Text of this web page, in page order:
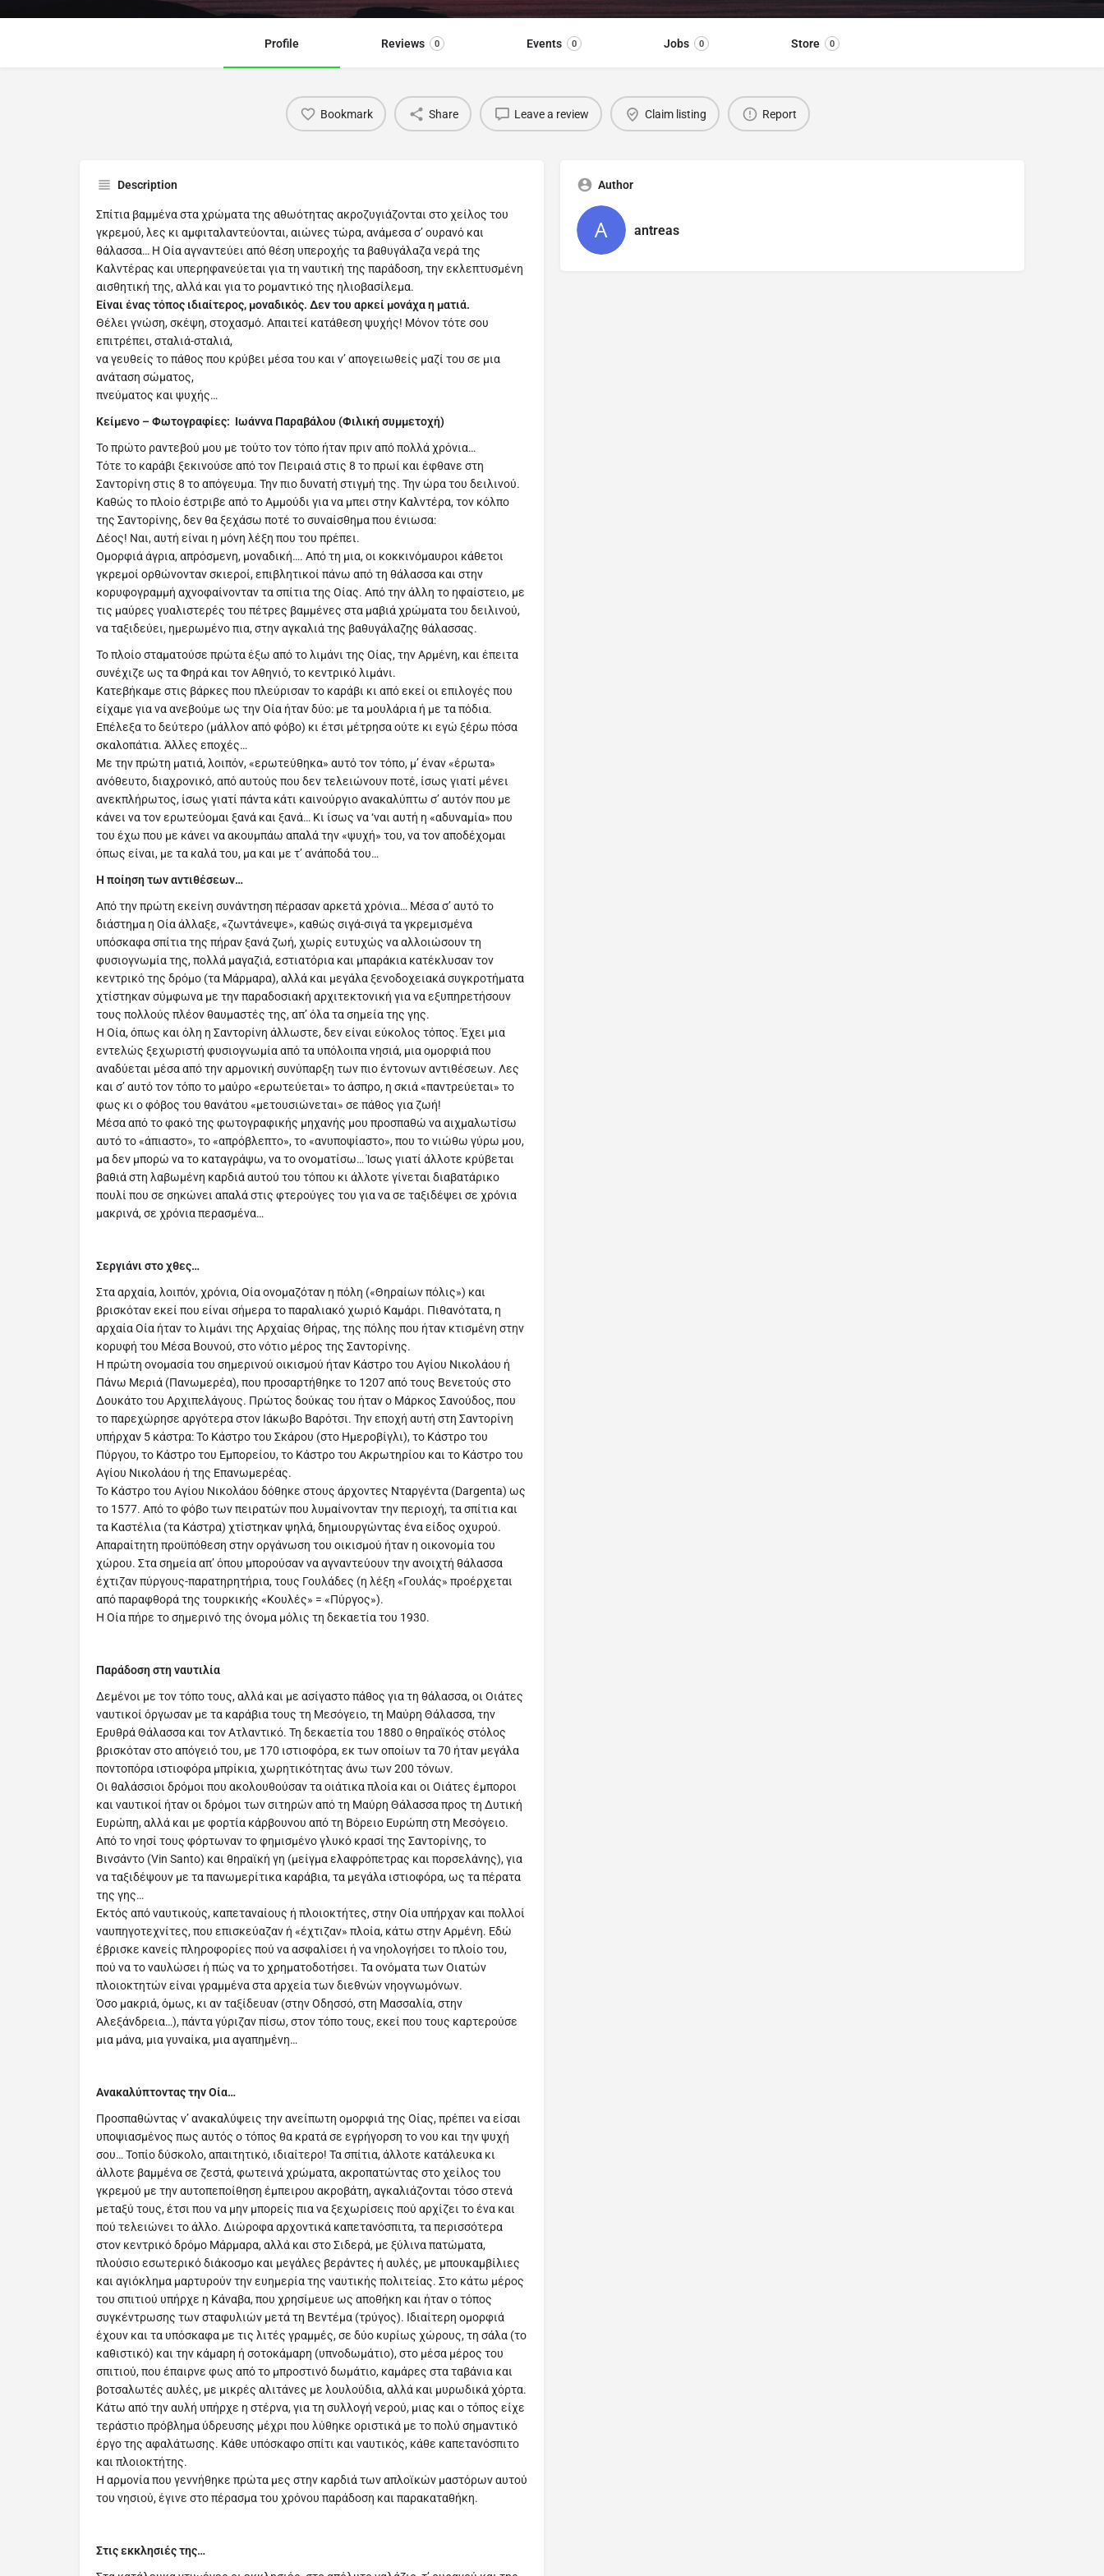
Profile Reviews 0 Events 0 Jobs 0 Store 0
Bookmark Share Leave a review Claim listing Report
Description
Σπίτια βαμμένα στα χρώματα της αθωότητας ακροζυγιάζονται στο χείλος του
γκρεμού, λες κι αμφιταλαντεύονται, αιώνες τώρα, ανάμεσα σ’ ουρανό και
θάλασσα… Η Οία αγναντεύει από θέση υπεροχής τα βαθυγάλαζα νερά της
Καλντέρας και υπερηφανεύεται για τη ναυτική της παράδοση, την εκλεπτυσμένη
αισθητική της, αλλά και για το ρομαντικό της ηλιοβασίλεμα.
Είναι ένας τόπος ιδιαίτερος, μοναδικός. Δεν του αρκεί μονάχα η ματιά.
Θέλει γνώση, σκέψη, στοχασμό. Απαιτεί κατάθεση ψυχής! Μόνον τότε σου
επιτρέπει, σταλιά-σταλιά,
να γευθείς το πάθος που κρύβει μέσα του και ν’ απογειωθείς μαζί του σε μια
ανάταση σώματος,
πνεύματος και ψυχής…
Κείμενο – Φωτογραφίες: Ιωάννα Παραβάλου (Φιλική συμμετοχή)
Το πρώτο ραντεβού μου με τούτο τον τόπο ήταν πριν από πολλά χρόνια…
Τότε το καράβι ξεκινούσε από τον Πειραιά στις 8 το πρωί και έφθανε στη
Σαντορίνη στις 8 το απόγευμα. Την πιο δυνατή στιγμή της. Την ώρα του δειλινού.
Καθώς το πλοίο έστριβε από το Αμμούδι για να μπει στην Καλντέρα, τον κόλπο
της Σαντορίνης, δεν θα ξεχάσω ποτέ το συναίσθημα που ένιωσα:
Δέος! Ναι, αυτή είναι η μόνη λέξη που του πρέπει.
Ομορφιά άγρια, απρόσμενη, μοναδική…. Από τη μια, οι κοκκινόμαυροι κάθετοι
γκρεμοί ορθώνονταν σκιεροί, επιβλητικοί πάνω από τη θάλασσα και στην
κορυφογραμμή αχνοφαίνονταν τα σπίτια της Οίας. Από την άλλη το ηφαίστειο, με
τις μαύρες γυαλιστερές του πέτρες βαμμένες στα μαβιά χρώματα του δειλινού,
να ταξιδεύει, ημερωμένο πια, στην αγκαλιά της βαθυγάλαζης θάλασσας.
Το πλοίο σταματούσε πρώτα έξω από το λιμάνι της Οίας, την Αρμένη, και έπειτα
συνέχιζε ως τα Φηρά και τον Αθηνιό, το κεντρικό λιμάνι.
Κατεβήκαμε στις βάρκες που πλεύρισαν το καράβι κι από εκεί οι επιλογές που
είχαμε για να ανεβούμε ως την Οία ήταν δύο: με τα μουλάρια ή με τα πόδια.
Επέλεξα το δεύτερο (μάλλον από φόβο) κι έτσι μέτρησα ούτε κι εγώ ξέρω πόσα
σκαλοπάτια. Άλλες εποχές…
Με την πρώτη ματιά, λοιπόν, «ερωτεύθηκα» αυτό τον τόπο, μ’ έναν «έρωτα»
ανόθευτο, διαχρονικό, από αυτούς που δεν τελειώνουν ποτέ, ίσως γιατί μένει
ανεκπλήρωτος, ίσως γιατί πάντα κάτι καινούργιο ανακαλύπτω σ’ αυτόν που με
κάνει να τον ερωτεύομαι ξανά και ξανά… Κι ίσως να ‘ναι αυτή η «αδυναμία» που
του έχω που με κάνει να ακουμπάω απαλά την «ψυχή» του, να τον αποδέχομαι
όπως είναι, με τα καλά του, μα και με τ’ ανάποδά του…
Η ποίηση των αντιθέσεων…
Από την πρώτη εκείνη συνάντηση πέρασαν αρκετά χρόνια… Μέσα σ’ αυτό το
διάστημα η Οία άλλαξε, «ζωντάνεψε», καθώς σιγά-σιγά τα γκρεμισμένα
υπόσκαφα σπίτια της πήραν ξανά ζωή, χωρίς ευτυχώς να αλλοιώσουν τη
φυσιογνωμία της, πολλά μαγαζιά, εστιατόρια και μπαράκια κατέκλυσαν τον
κεντρικό της δρόμο (τα Μάρμαρα), αλλά και μεγάλα ξενοδοχειακά συγκροτήματα
χτίστηκαν σύμφωνα με την παραδοσιακή αρχιτεκτονική για να εξυπηρετήσουν
τους πολλούς πλέον θαυμαστές της, απ’ όλα τα σημεία της γης.
Η Οία, όπως και όλη η Σαντορίνη άλλωστε, δεν είναι εύκολος τόπος. Έχει μια
εντελώς ξεχωριστή φυσιογνωμία από τα υπόλοιπα νησιά, μια ομορφιά που
αναδύεται μέσα από την αρμονική συνύπαρξη των πιο έντονων αντιθέσεων. Λες
και σ’ αυτό τον τόπο το μαύρο «ερωτεύεται» το άσπρο, η σκιά «παντρεύεται» το
φως κι ο φόβος του θανάτου «μετουσιώνεται» σε πάθος για ζωή!
Μέσα από το φακό της φωτογραφικής μηχανής μου προσπαθώ να αιχμαλωτίσω
αυτό το «άπιαστο», το «απρόβλεπτο», το «ανυποψίαστο», που το νιώθω γύρω μου,
μα δεν μπορώ να το καταγράψω, να το ονοματίσω… Ίσως γιατί άλλοτε κρύβεται
βαθιά στη λαβωμένη καρδιά αυτού του τόπου κι άλλοτε γίνεται διαβατάρικο
πουλί που σε σηκώνει απαλά στις φτερούγες του για να σε ταξιδέψει σε χρόνια
μακρινά, σε χρόνια περασμένα…
Σεργιάνι στο χθες…
Στα αρχαία, λοιπόν, χρόνια, Οία ονομαζόταν η πόλη («Θηραίων πόλις») και
βρισκόταν εκεί που είναι σήμερα το παραλιακό χωριό Καμάρι. Πιθανότατα, η
αρχαία Οία ήταν το λιμάνι της Αρχαίας Θήρας, της πόλης που ήταν κτισμένη στην
κορυφή του Μέσα Βουνού, στο νότιο μέρος της Σαντορίνης.
Η πρώτη ονομασία του σημερινού οικισμού ήταν Κάστρο του Αγίου Νικολάου ή
Πάνω Μεριά (Πανωμερέα), που προσαρτήθηκε το 1207 από τους Βενετούς στο
Δουκάτο του Αρχιπελάγους. Πρώτος δούκας του ήταν ο Μάρκος Σανούδος, που
το παρεχώρησε αργότερα στον Ιάκωβο Βαρότσι. Την εποχή αυτή στη Σαντορίνη
υπήρχαν 5 κάστρα: Το Κάστρο του Σκάρου (στο Ημεροβίγλι), το Κάστρο του
Πύργου, το Κάστρο του Εμπορείου, το Κάστρο του Ακρωτηρίου και το Κάστρο του
Αγίου Νικολάου ή της Επανωμερέας.
Το Κάστρο του Αγίου Νικολάου δόθηκε στους άρχοντες Νταργέντα (Dargenta) ως
το 1577. Από το φόβο των πειρατών που λυμαίνονταν την περιοχή, τα σπίτια και
τα Καστέλια (τα Κάστρα) χτίστηκαν ψηλά, δημιουργώντας ένα είδος οχυρού.
Απαραίτητη προϋπόθεση στην οργάνωση του οικισμού ήταν η οικονομία του
χώρου. Στα σημεία απ’ όπου μπορούσαν να αγναντεύουν την ανοιχτή θάλασσα
έχτιζαν πύργους-παρατηρητήρια, τους Γουλάδες (η λέξη «Γουλάς» προέρχεται
από παραφθορά της τουρκικής «Κουλές» = «Πύργος»).
Η Οία πήρε το σημερινό της όνομα μόλις τη δεκαετία του 1930.
Παράδοση στη ναυτιλία
Δεμένοι με τον τόπο τους, αλλά και με ασίγαστο πάθος για τη θάλασσα, οι Οιάτες
ναυτικοί όργωσαν με τα καράβια τους τη Μεσόγειο, τη Μαύρη Θάλασσα, την
Ερυθρά Θάλασσα και τον Ατλαντικό. Τη δεκαετία του 1880 ο θηραϊκός στόλος
βρισκόταν στο απόγειό του, με 170 ιστιοφόρα, εκ των οποίων τα 70 ήταν μεγάλα
ποντοπόρα ιστιοφόρα μπρίκια, χωρητικότητας άνω των 200 τόνων.
Οι θαλάσσιοι δρόμοι που ακολουθούσαν τα οιάτικα πλοία και οι Οιάτες έμποροι
και ναυτικοί ήταν οι δρόμοι των σιτηρών από τη Μαύρη Θάλασσα προς τη Δυτική
Ευρώπη, αλλά και με φορτία κάρβουνου από τη Βόρειο Ευρώπη στη Μεσόγειο.
Από το νησί τους φόρτωναν το φημισμένο γλυκό κρασί της Σαντορίνης, το
Βινσάντο (Vin Santo) και θηραϊκή γη (μείγμα ελαφρόπετρας και πορσελάνης), για
να ταξιδέψουν με τα πανωμερίτικα καράβια, τα μεγάλα ιστιοφόρα, ως τα πέρατα
της γης…
Εκτός από ναυτικούς, καπεταναίους ή πλοιοκτήτες, στην Οία υπήρχαν και πολλοί
ναυπηγοτεχνίτες, που επισκεύαζαν ή «έχτιζαν» πλοία, κάτω στην Αρμένη. Εδώ
έβρισκε κανείς πληροφορίες πού να ασφαλίσει ή να νηολογήσει το πλοίο του,
πού να το ναυλώσει ή πώς να το χρηματοδοτήσει. Τα ονόματα των Οιατών
πλοιοκτητών είναι γραμμένα στα αρχεία των διεθνών νηογνωμόνων.
Όσο μακριά, όμως, κι αν ταξίδευαν (στην Οδησσό, στη Μασσαλία, στην
Αλεξάνδρεια…), πάντα γύριζαν πίσω, στον τόπο τους, εκεί που τους καρτερούσε
μια μάνα, μια γυναίκα, μια αγαπημένη…
Ανακαλύπτοντας την Οία…
Προσπαθώντας ν’ ανακαλύψεις την ανείπωτη ομορφιά της Οίας, πρέπει να είσαι
υποψιασμένος πως αυτός ο τόπος θα κρατά σε εγρήγορση το νου και την ψυχή
σου… Τοπίο δύσκολο, απαιτητικό, ιδιαίτερο! Τα σπίτια, άλλοτε κατάλευκα κι
άλλοτε βαμμένα σε ζεστά, φωτεινά χρώματα, ακροπατώντας στο χείλος του
γκρεμού με την αυτοπεποίθηση έμπειρου ακροβάτη, αγκαλιάζονται τόσο στενά
μεταξύ τους, έτσι που να μην μπορείς πια να ξεχωρίσεις πού αρχίζει το ένα και
πού τελειώνει το άλλο. Διώροφα αρχοντικά καπετανόσπιτα, τα περισσότερα
στον κεντρικό δρόμο Μάρμαρα, αλλά και στο Σιδερά, με ξύλινα πατώματα,
πλούσιο εσωτερικό διάκοσμο και μεγάλες βεράντες ή αυλές, με μπουκαμβίλιες
και αγιόκλημα μαρτυρούν την ευημερία της ναυτικής πολιτείας. Στο κάτω μέρος
του σπιτιού υπήρχε η Κάναβα, που χρησίμευε ως αποθήκη και ήταν ο τόπος
συγκέντρωσης των σταφυλιών μετά τη Βεντέμα (τρύγος). Ιδιαίτερη ομορφιά
έχουν και τα υπόσκαφα με τις λιτές γραμμές, σε δύο κυρίως χώρους, τη σάλα (το
καθιστικό) και την κάμαρη ή σοτοκάμαρη (υπνοδωμάτιο), στο μέσα μέρος του
σπιτιού, που έπαιρνε φως από το μπροστινό δωμάτιο, καμάρες στα ταβάνια και
βοτσαλωτές αυλές, με μικρές αλιτάνες με λουλούδια, αλλά και μυρωδικά χόρτα.
Κάτω από την αυλή υπήρχε η στέρνα, για τη συλλογή νερού, μιας και ο τόπος είχε
τεράστιο πρόβλημα ύδρευσης μέχρι που λύθηκε οριστικά με το πολύ σημαντικό
έργο της αφαλάτωσης. Κάθε υπόσκαφο σπίτι και ναυτικός, κάθε καπετανόσπιτο
και πλοιοκτήτης.
Η αρμονία που γεννήθηκε πρώτα μες στην καρδιά των απλοϊκών μαστόρων αυτού
του νησιού, έγινε στο πέρασμα του χρόνου παράδοση και παρακαταθήκη.
Στις εκκλησιές της…
Author
antreas